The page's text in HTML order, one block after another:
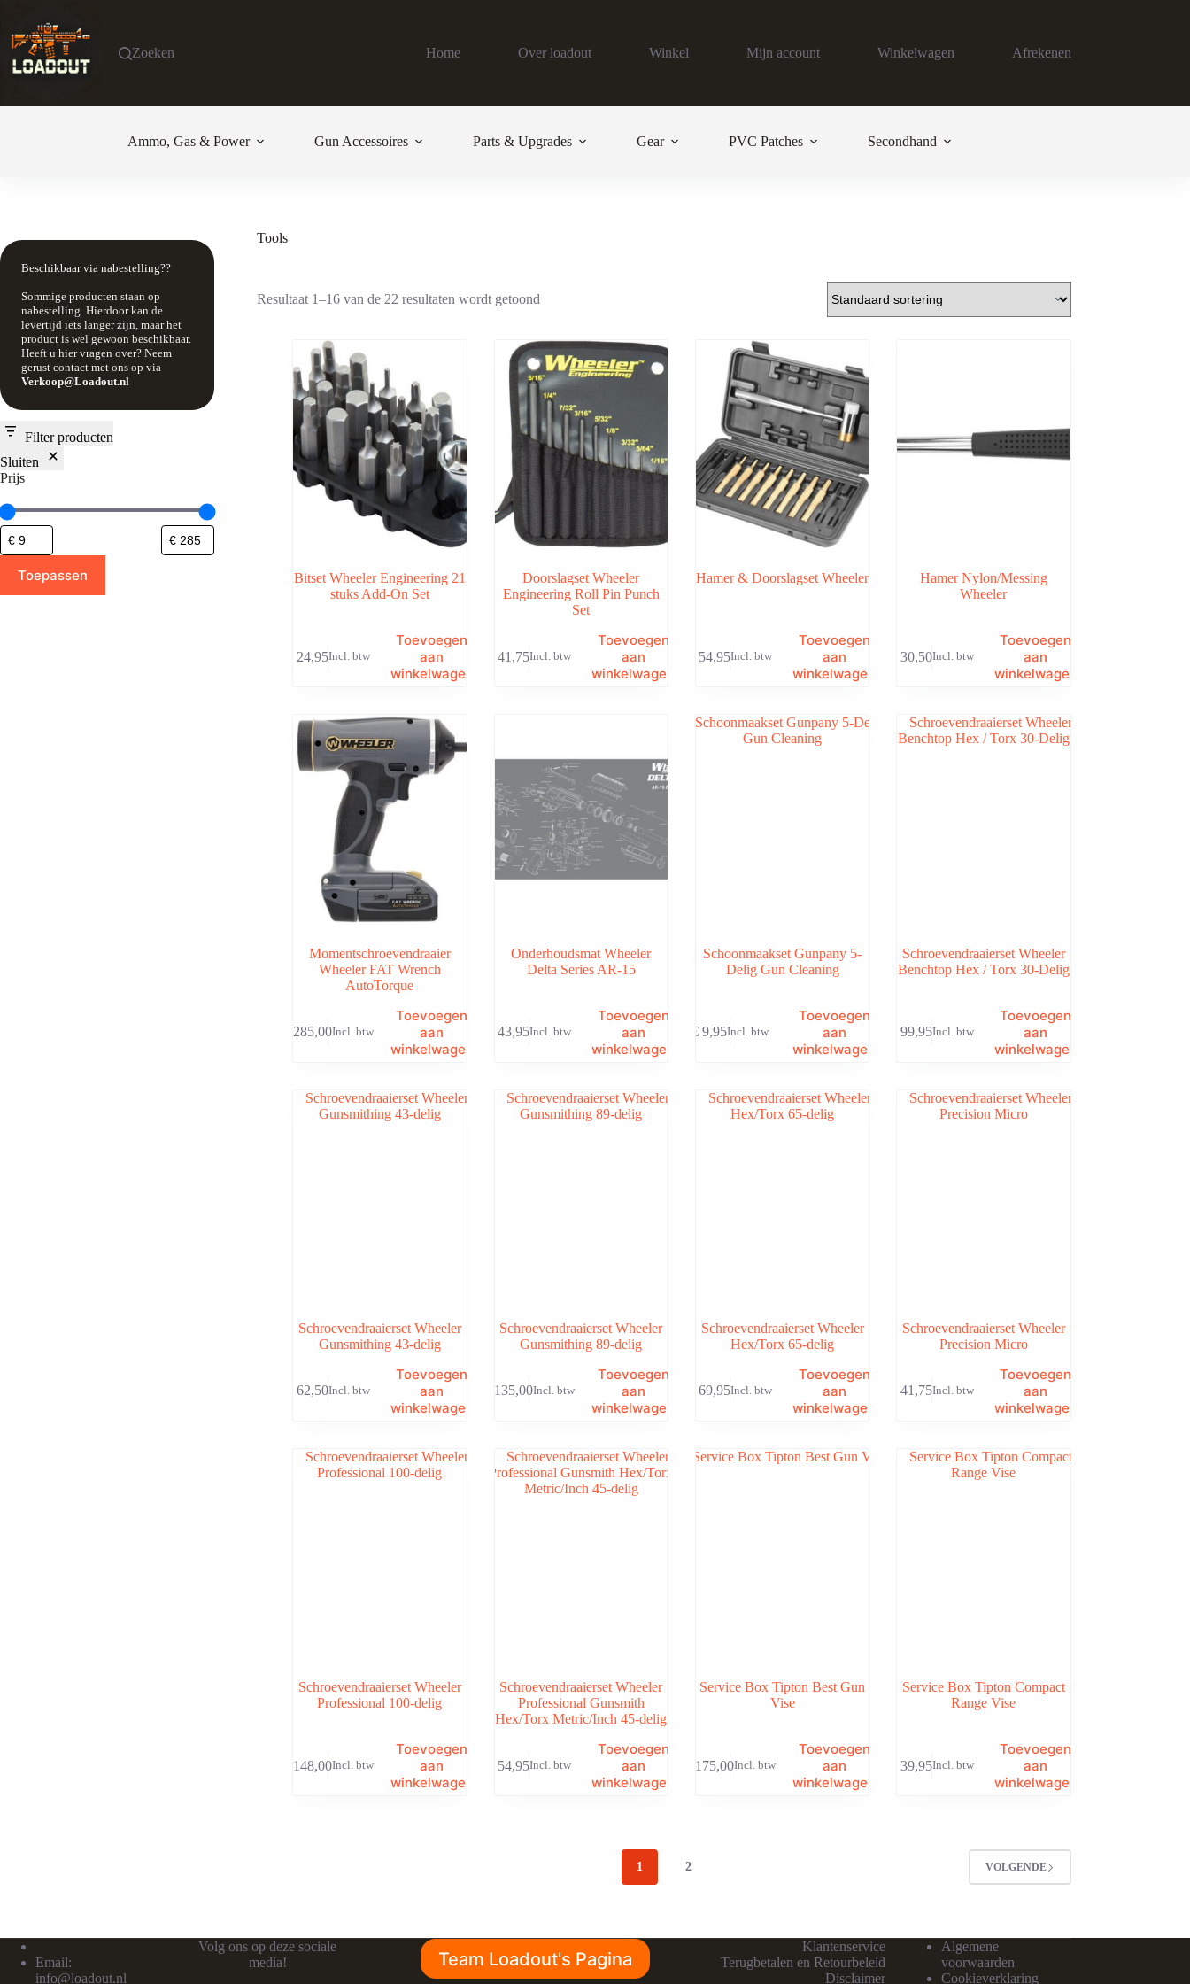
de
inhoud
Zoeken Home Over loadout Winkel Mijn account Winkelwagen Afrekenen
Ammo, Gas & Power Gun Accessoires Parts & Upgrades Gear PVC Patches Secondhand
Tools
Resultaat 1–16 van de 22 resultaten wordt getoond
Bitset Wheeler Engineering 21
stuks Add-On Set
24,95Incl. btw
Toevoegen
aan
winkelwagen
Doorslagset Wheeler
Engineering Roll Pin Punch
Set
41,75Incl. btw
Toevoegen
aan
winkelwagen
Hamer & Doorslagset Wheeler
54,95Incl. btw
Toevoegen
aan
winkelwagen
Hamer Nylon/Messing
Wheeler
30,50Incl. btw
Toevoegen
aan
winkelwagen
Momentschroevendraaier
Wheeler FAT Wrench
AutoTorque
285,00Incl. btw
Toevoegen
aan
winkelwagen
Onderhoudsmat Wheeler
Delta Series AR-15
43,95Incl. btw
Toevoegen
aan
winkelwagen
Schoonmaakset Gunpany 5-
Delig Gun Cleaning
€ 9,95Incl. btw
Toevoegen
aan
winkelwagen
Schroevendraaierset Wheeler
Benchtop Hex / Torx 30-Delig
99,95Incl. btw
Toevoegen
aan
winkelwagen
Schroevendraaierset Wheeler
Gunsmithing 43-delig
62,50Incl. btw
Toevoegen
aan
winkelwagen
Schroevendraaierset Wheeler
Gunsmithing 89-delig
135,00Incl. btw
Toevoegen
aan
winkelwagen
Schroevendraaierset Wheeler
Hex/Torx 65-delig
69,95Incl. btw
Toevoegen
aan
winkelwagen
Schroevendraaierset Wheeler
Precision Micro
41,75Incl. btw
Toevoegen
aan
winkelwagen
Schroevendraaierset Wheeler
Professional 100-delig
148,00Incl. btw
Toevoegen
aan
winkelwagen
Schroevendraaierset Wheeler
Professional Gunsmith
Hex/Torx Metric/Inch 45-delig
54,95Incl. btw
Toevoegen
aan
winkelwagen
Service Box Tipton Best Gun
Vise
175,00Incl. btw
Toevoegen
aan
winkelwagen
Service Box Tipton Compact
Range Vise
39,95Incl. btw
Toevoegen
aan
winkelwagen
1 2 VOLGENDE
Beschikbaar via nabestelling??
Sommige producten staan op
nabestelling. Hierdoor kan de
levertijd iets langer zijn, maar het
product is wel gewoon beschikbaar.
Heeft u hier vragen over? Neem
gerust contact met ons op via
Verkoop@Loadout.nl
Filter producten
Sluiten
Prijs
Toepassen
Email:
info@loadout.nl
Volg ons op deze sociale
media!
Team Loadout's Pagina
Klantenservice
Terugbetalen en Retourbeleid
Disclaimer
Algemene
voorwaarden
Cookieverklaring